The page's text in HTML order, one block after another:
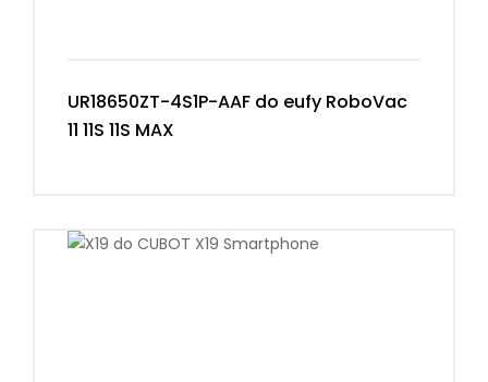
UR18650ZT-4S1P-AAF do eufy RoboVac
11 11S 11S MAX